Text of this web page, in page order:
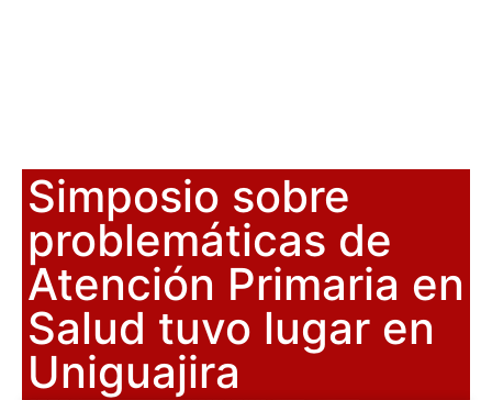
Simposio sobre
problemáticas de
Atención Primaria en
Salud tuvo lugar en
Uniguajira